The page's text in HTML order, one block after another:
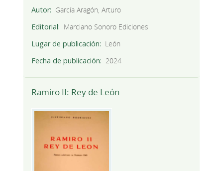
Autor
García Aragón, Arturo
Editorial
Marciano Sonoro Ediciones
Lugar de publicación
León
Fecha de publicación
2024
Ramiro II: Rey de León